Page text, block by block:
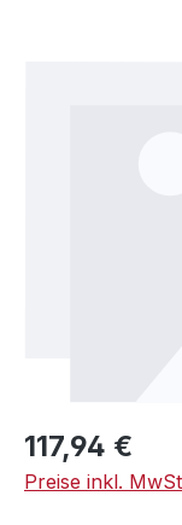
Regulärer Preis:
117,94 €
Preise inkl.